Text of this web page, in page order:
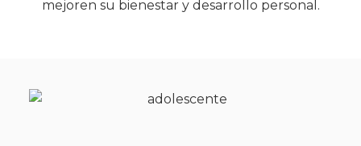
mejoren su bienestar y desarrollo personal.